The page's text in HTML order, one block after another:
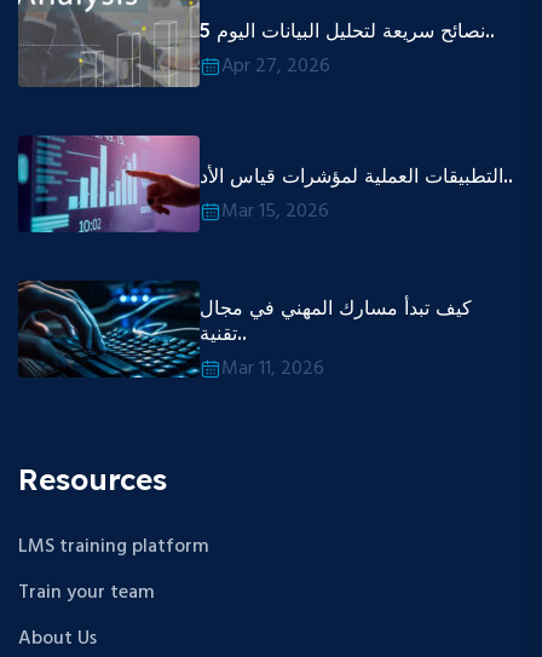
5 نصائح سريعة لتحليل البيانات اليوم..
Apr 27, 2026
التطبيقات العملية لمؤشرات قياس الأد..
Mar 15, 2026
كيف تبدأ مسارك المهني في مجال
تقنية..
Mar 11, 2026
Resources
LMS training platform
Train your team
About Us